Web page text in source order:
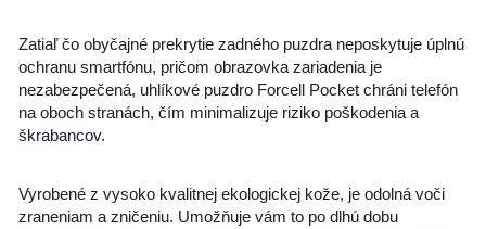
Zatiaľ čo obyčajné prekrytie zadného puzdra neposkytuje úplnú
ochranu smartfónu, pričom obrazovka zariadenia je
nezabezpečená, uhlíkové puzdro Forcell Pocket chráni telefón
na oboch stranách, čím minimalizuje riziko poškodenia a
škrabancov.
Vyrobené z vysoko kvalitnej ekologickej kože, je odolná voči
zraneniam a zničeniu. Umožňuje vám to po dlhú dobu